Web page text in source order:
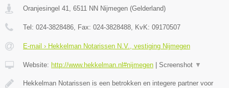
Oranjesingel 41 6511 NN Nijmegen (Gelderland)
Tel: 024-3828486 , Fax: 024-3828488 , KvK: 09170507
E-mail › Hekkelman Notarissen N.V., vestiging Nijmegen
Website: http://www.hekkelman.nl#nijmegen Screenshot ▼
Hekkelman Notarissen is een betrokken en integere partner voor